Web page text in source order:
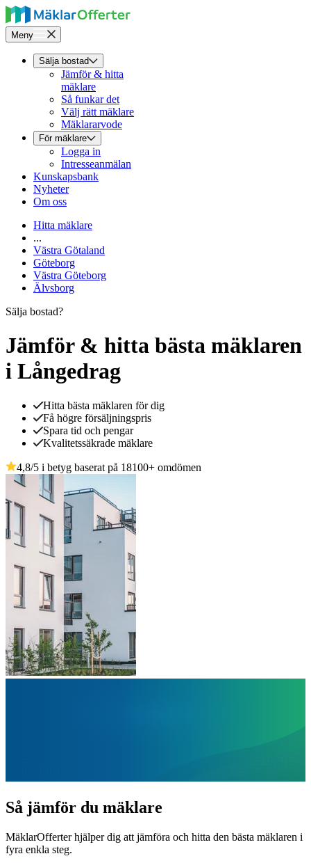
Meny
Sälja bostad
Jämför & hitta
mäklare
Så funkar det
Välj rätt mäklare
Mäklararvode
För mäklare
Logga in
Intresseanmälan
Kunskapsbank
Nyheter
Om oss
Hitta mäklare
...
Västra Götaland
Göteborg
Västra Göteborg
Älvsborg
Sälja bostad?
Jämför & hitta bästa mäklaren
i Långedrag
Hitta bästa mäklaren för dig
Få högre försäljningspris
Spara tid och pengar
Kvalitetssäkrade mäklare
4,8/5 i betyg baserat på 18100+ omdömen
Så jämför du mäklare
MäklarOfferter hjälper dig att jämföra och hitta den bästa mäklaren i
fyra enkla steg.